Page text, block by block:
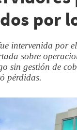
por
intervenida por
sobre
sin gestión de
pérdidas.